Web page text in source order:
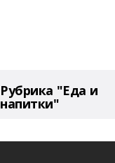
Рубрика "Еда и
напитки"